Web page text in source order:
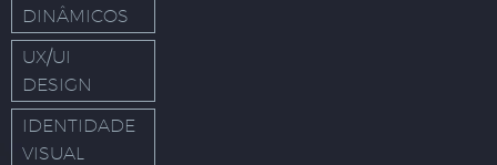
DINÂMICOS
UX/UI
DESIGN
IDENTIDADE
VISUAL